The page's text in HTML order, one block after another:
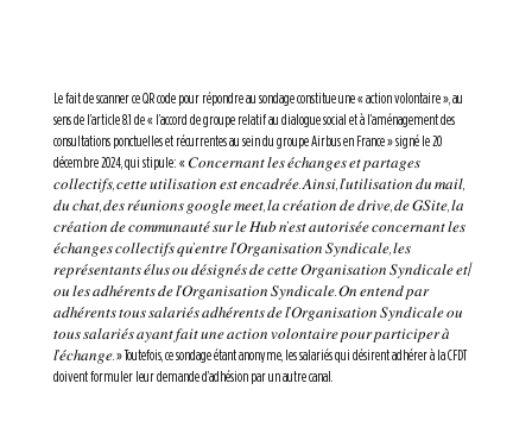
Le fait de scanner ce QR code pour répondre au sondage constitue une « action volontaire », au
sens de l’article 8.1 de « l’accord de groupe relatif au dialogue social et à l’aménagement des
consultations ponctuelles et récurrentes au sein du groupe Airbus en France » signé le 20
décembre 2024, qui stipule: « 𝐶𝑜𝑛𝑐𝑒𝑟𝑛𝑎𝑛𝑡 𝑙𝑒𝑠 𝑒́𝑐ℎ𝑎𝑛𝑔𝑒𝑠 𝑒𝑡 𝑝𝑎𝑟𝑡𝑎𝑔𝑒𝑠
𝑐𝑜𝑙𝑙𝑒𝑐𝑡𝑖𝑓𝑠, 𝑐𝑒𝑡𝑡𝑒 𝑢𝑡𝑖𝑙𝑖𝑠𝑎𝑡𝑖𝑜𝑛 𝑒𝑠𝑡 𝑒𝑛𝑐𝑎𝑑𝑟𝑒́𝑒. 𝐴𝑖𝑛𝑠𝑖, 𝑙’𝑢𝑡𝑖𝑙𝑖𝑠𝑎𝑡𝑖𝑜𝑛 𝑑𝑢 𝑚𝑎𝑖𝑙,
𝑑𝑢 𝑐ℎ𝑎𝑡, 𝑑𝑒𝑠 𝑟𝑒́𝑢𝑛𝑖𝑜𝑛𝑠 𝑔𝑜𝑜𝑔𝑙𝑒 𝑚𝑒𝑒𝑡, 𝑙𝑎 𝑐𝑟𝑒́𝑎𝑡𝑖𝑜𝑛 𝑑𝑒 𝑑𝑟𝑖𝑣𝑒, 𝑑𝑒 𝐺𝑆𝑖𝑡𝑒, 𝑙𝑎
𝑐𝑟𝑒́𝑎𝑡𝑖𝑜𝑛 𝑑𝑒 𝑐𝑜𝑚𝑚𝑢𝑛𝑎𝑢𝑡𝑒́ 𝑠𝑢𝑟 𝑙𝑒 𝐻𝑢𝑏 𝑛’𝑒𝑠𝑡 𝑎𝑢𝑡𝑜𝑟𝑖𝑠𝑒́𝑒 𝑐𝑜𝑛𝑐𝑒𝑟𝑛𝑎𝑛𝑡 𝑙𝑒𝑠
𝑒́𝑐ℎ𝑎𝑛𝑔𝑒𝑠 𝑐𝑜𝑙𝑙𝑒𝑐𝑡𝑖𝑓𝑠 𝑞𝑢’𝑒𝑛𝑡𝑟𝑒 𝑙’𝑂𝑟𝑔𝑎𝑛𝑖𝑠𝑎𝑡𝑖𝑜𝑛 𝑆𝑦𝑛𝑑𝑖𝑐𝑎𝑙𝑒, 𝑙𝑒𝑠
𝑟𝑒𝑝𝑟𝑒́𝑠𝑒𝑛𝑡𝑎𝑛𝑡𝑠 𝑒́𝑙𝑢𝑠 𝑜𝑢 𝑑𝑒́𝑠𝑖𝑔𝑛𝑒́𝑠 𝑑𝑒 𝑐𝑒𝑡𝑡𝑒 𝑂𝑟𝑔𝑎𝑛𝑖𝑠𝑎𝑡𝑖𝑜𝑛 𝑆𝑦𝑛𝑑𝑖𝑐𝑎𝑙𝑒 𝑒𝑡/
𝑜𝑢 𝑙𝑒𝑠 𝑎𝑑ℎ𝑒́𝑟𝑒𝑛𝑡𝑠 𝑑𝑒 𝑙’𝑂𝑟𝑔𝑎𝑛𝑖𝑠𝑎𝑡𝑖𝑜𝑛 𝑆𝑦𝑛𝑑𝑖𝑐𝑎𝑙𝑒. 𝑂𝑛 𝑒𝑛𝑡𝑒𝑛𝑑 𝑝𝑎𝑟
𝑎𝑑ℎ𝑒́𝑟𝑒𝑛𝑡𝑠 𝑡𝑜𝑢𝑠 𝑠𝑎𝑙𝑎𝑟𝑖𝑒́𝑠 𝑎𝑑ℎ𝑒́𝑟𝑒𝑛𝑡𝑠 𝑑𝑒 𝑙’𝑂𝑟𝑔𝑎𝑛𝑖𝑠𝑎𝑡𝑖𝑜𝑛 𝑆𝑦𝑛𝑑𝑖𝑐𝑎𝑙𝑒 𝑜𝑢
𝑡𝑜𝑢𝑠 𝑠𝑎𝑙𝑎𝑟𝑖𝑒́𝑠 𝑎𝑦𝑎𝑛𝑡 𝑓𝑎𝑖𝑡 𝑢𝑛𝑒 𝑎𝑐𝑡𝑖𝑜𝑛 𝑣𝑜𝑙𝑜𝑛𝑡𝑎𝑖𝑟𝑒 𝑝𝑜𝑢𝑟 𝑝𝑎𝑟𝑡𝑖𝑐𝑖𝑝𝑒𝑟 𝑎̀
𝑙’𝑒́𝑐ℎ𝑎𝑛𝑔𝑒. » Toutefois, ce sondage étant anonyme, les salariés qui désirent adhérer à la CFDT
doivent formuler leur demande d’adhésion par un autre canal.